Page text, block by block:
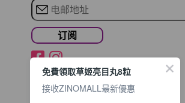
免費領取草姬亮目丸8粒
接收ZINOMALL最新優惠